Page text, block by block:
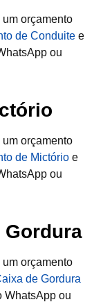
orçamento
de Conduite e
ou
orçamento
de Mictório e
ou
Gordura
orçamento
de Gordura
WhatsApp ou